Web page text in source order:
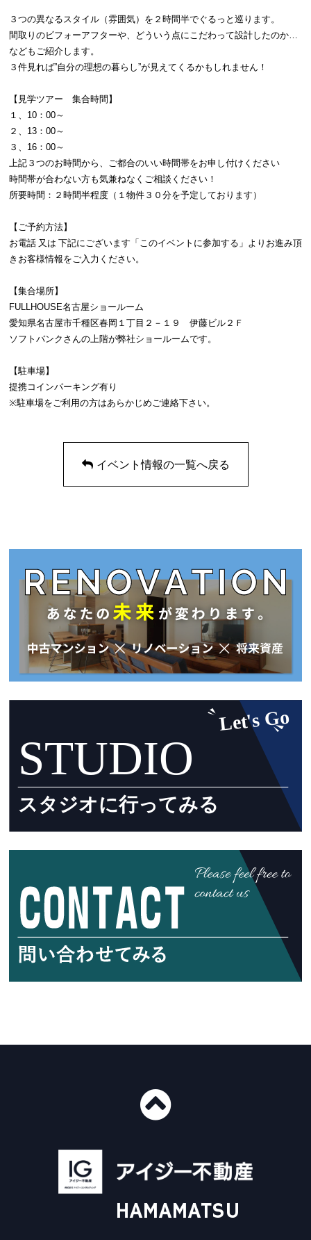
３つの異なるスタイル（雰囲気）を２時間半でぐるっと巡ります。
間取りのビフォーアフターや、どういう点にこだわって設計したのか…
などもご紹介します。
３件見れば”自分の理想の暮らし”が見えてくるかもしれません！
【見学ツアー 集合時間】
１、10：00～
２、13：00～
３、16：00～
上記３つのお時間から、ご都合のいい時間帯をお申し付けください
時間帯が合わない方も気兼ねなくご相談ください！
所要時間：２時間半程度（１物件３０分を予定しております）
【ご予約方法】
お電話 又は 下記にございます「このイベントに参加する」よりお進み頂
きお客様情報をご入力ください。
【集合場所】
FULLHOUSE名古屋ショールーム
愛知県名古屋市千種区春岡１丁目２－１９ 伊藤ビル２Ｆ
ソフトバンクさんの上階が弊社ショールームです。
【駐車場】
提携コインパーキング有り
※駐車場をご利用の方はあらかじめご連絡下さい。
イベント情報の一覧へ戻る
■免許番号
建設業許可 国土交通大臣許可（般-4）第20412号
宅地建物取引業 国土交通大臣（3）第8168号
HAMAMATSU